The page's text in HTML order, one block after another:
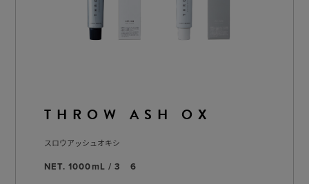
THROW ASH OX
スロウアッシュオキシ
NET. 1000mL / 3 6